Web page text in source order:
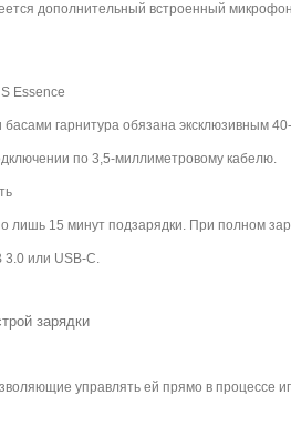
дополнительный встроенный
Essence
гарнитура обязана эксклюзивным
по 3,5-миллиметровому кабелю.
лишь 15 минут подзарядки. При полном
3.0 или USB-C.
зарядки
управлять ей прямо в